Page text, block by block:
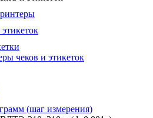
чеков и этикеток
(шаг измерения)